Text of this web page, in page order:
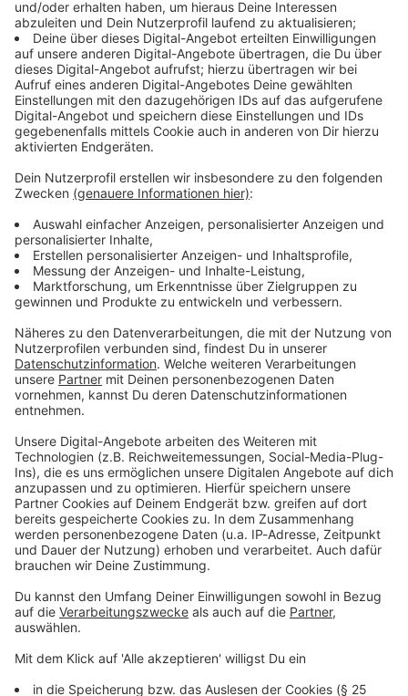
Immer auf dem Laufenden
bleiben!
Verpass' nichts mehr - mit unserem kostenlosen
ANTENNE BAYERN Newsletter. Ob Nachrichten,
Lifestyle oder unsere neuesten Aktionen - wir
informieren dich.
Zum Newsletter anmelden
Du möchtest uns etwas sagen?
Studio Hotline
Kontaktformular
Sprachnachricht
© dpa-infocom, dpa:260603-930-167197/2